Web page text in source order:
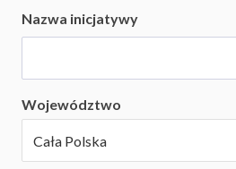
Nazwa inicjatywy
Województwo